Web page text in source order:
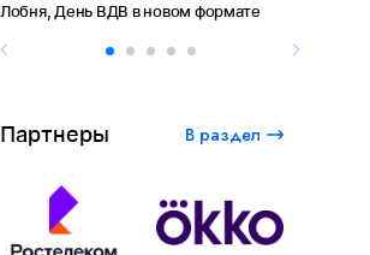
Лобня, День ВДВ в новом формате
Партнеры В раздел